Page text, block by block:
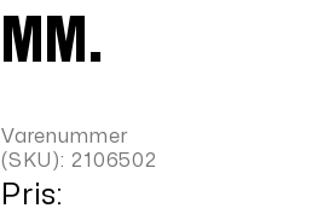
MM.
Varenummer
(SKU): 2106502
Pris: